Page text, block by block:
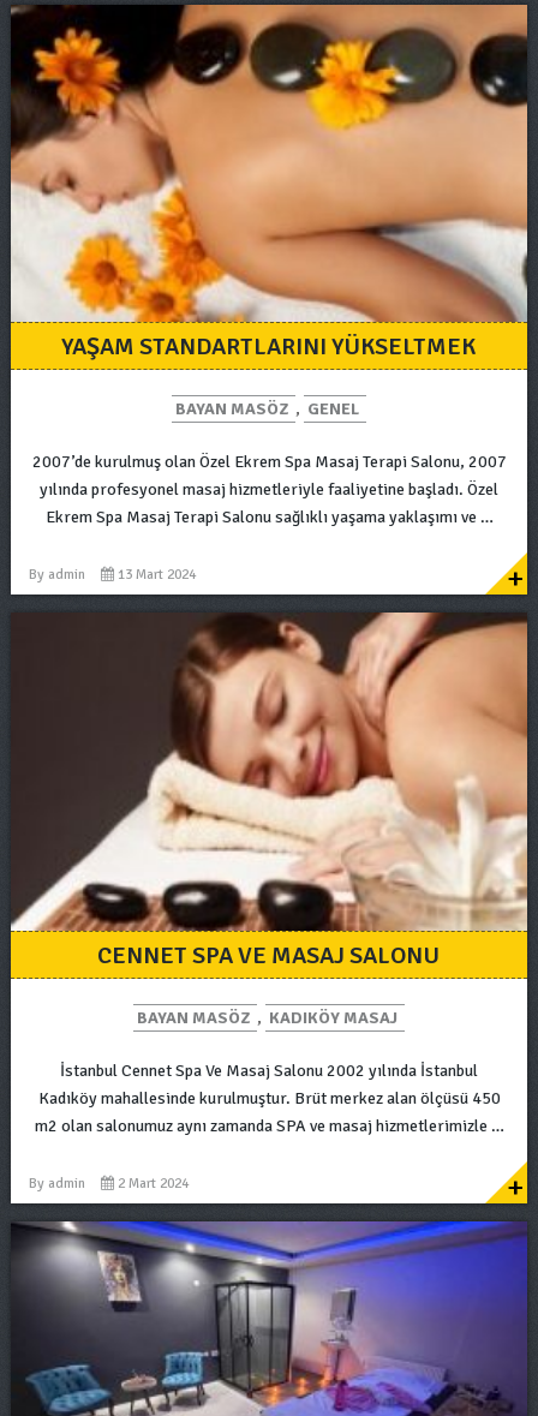
YAŞAM STANDARTLARINI YÜKSELTMEK
BAYAN MASÖZ , GENEL
2007’de kurulmuş olan Özel Ekrem Spa Masaj Terapi Salonu, 2007
yılında profesyonel masaj hizmetleriyle faaliyetine başladı. Özel
Ekrem Spa Masaj Terapi Salonu sağlıklı yaşama yaklaşımı ve …
By admin 13 Mart 2024 +
CENNET SPA VE MASAJ SALONU
BAYAN MASÖZ , KADIKÖY MASAJ
İstanbul Cennet Spa Ve Masaj Salonu 2002 yılında İstanbul
Kadıköy mahallesinde kurulmuştur. Brüt merkez alan ölçüsü 450
m2 olan salonumuz aynı zamanda SPA ve masaj hizmetlerimizle …
By admin 2 Mart 2024 +